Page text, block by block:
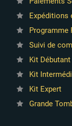
Expéditions
Programme
Suivi de
Kit Débutant
Kit
Kit Expert
Grande